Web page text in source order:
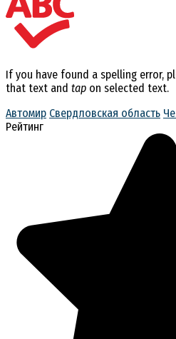
If you have found a spelling error,
that text and tap on selected text.
Автомир Свердловская область
Рейтинг